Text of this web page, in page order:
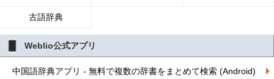
古語辞典
Weblio公式アプリ
中国語辞典アプリ - 無料で複数の辞書をまとめて検索 (Android)